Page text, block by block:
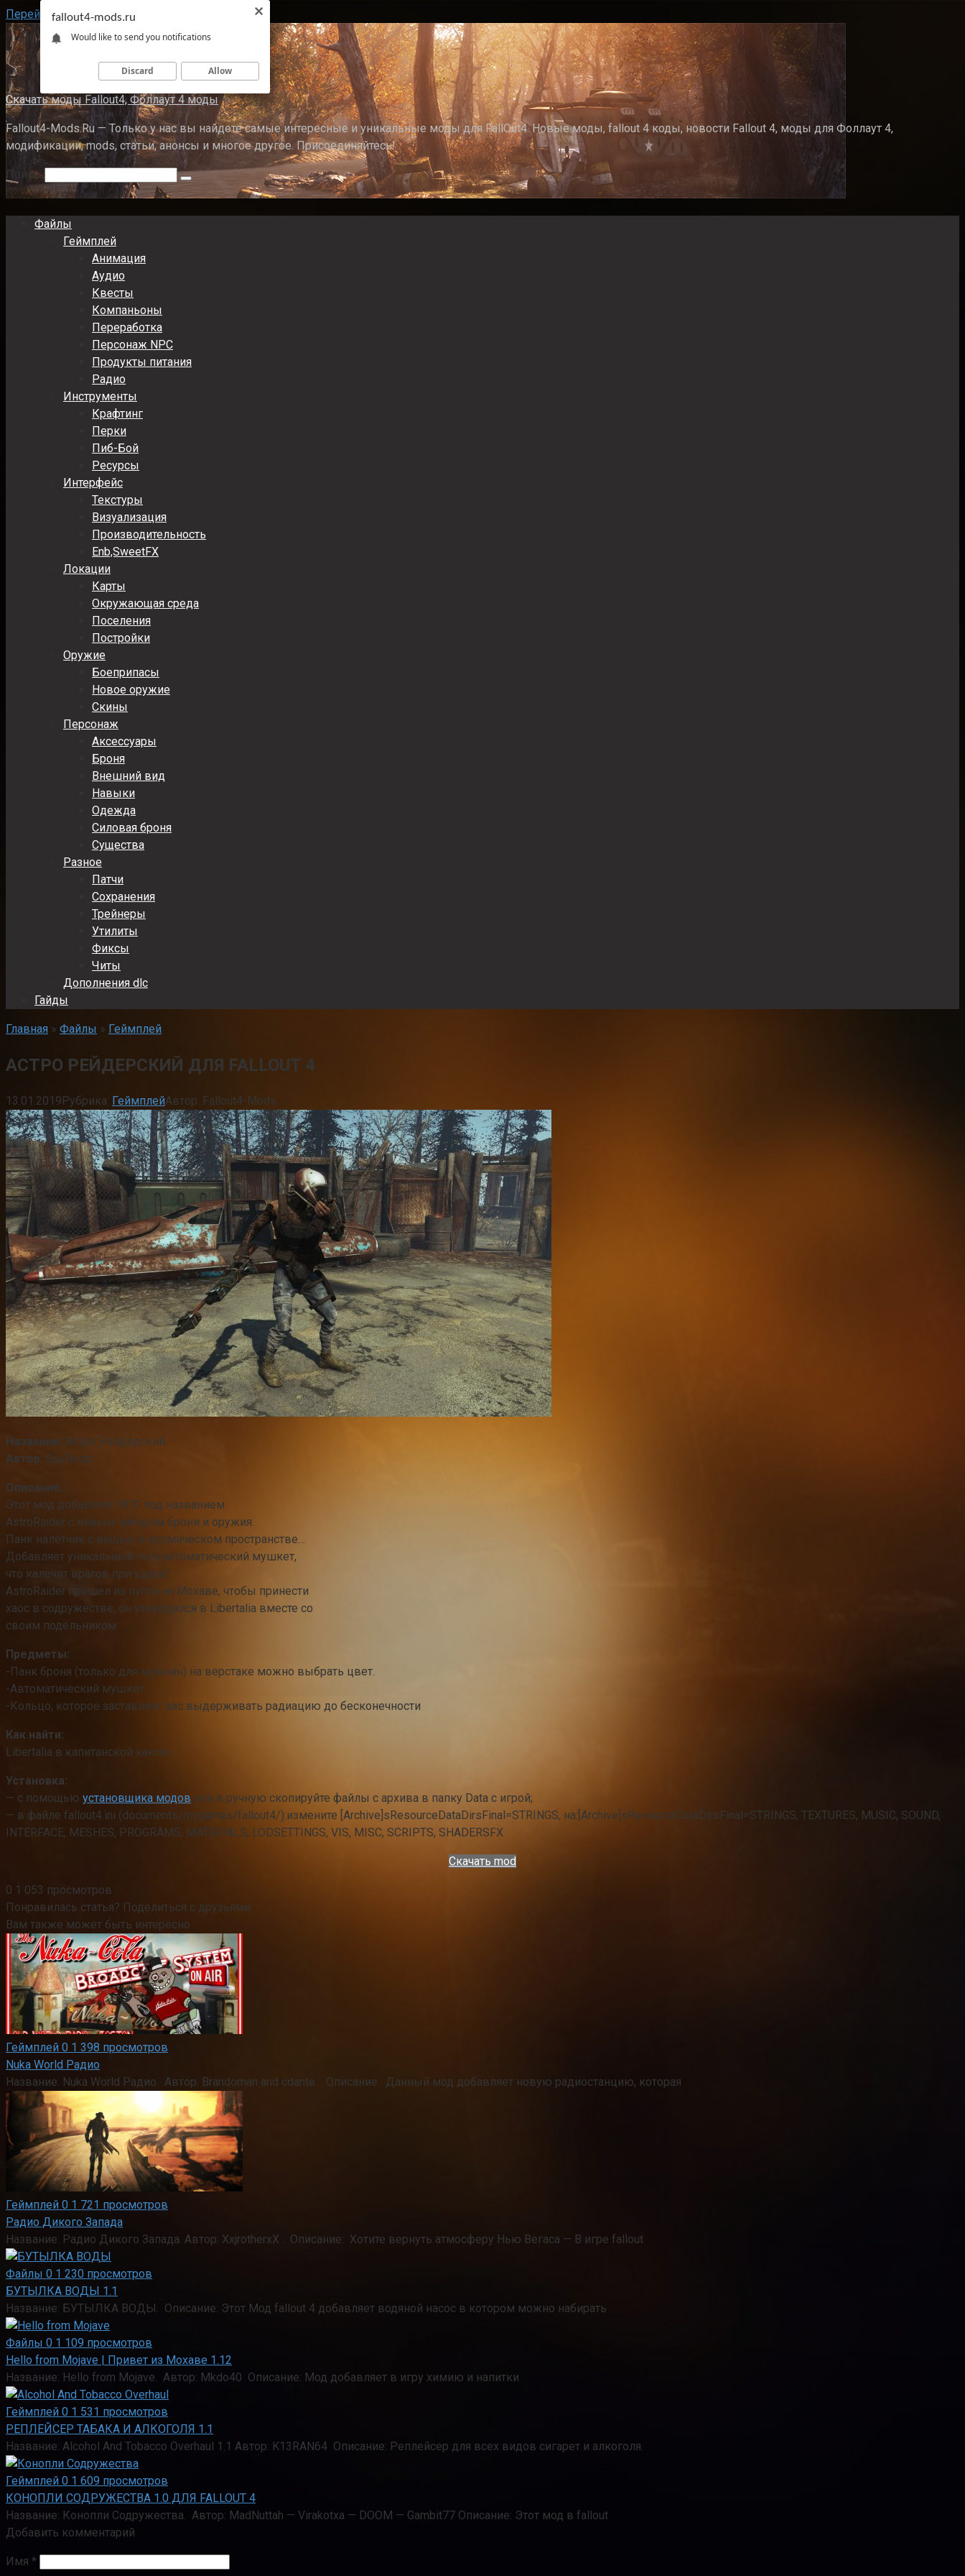
Перейти к контенту
Скачать моды Fallout4, Фоллаут 4 моды
Fallout4-Mods.Ru — Только у нас вы найдете самые интересные и уникальные моды для FallOut4. Новые моды, fallout 4 коды, новости Fallout 4, моды для Фоллаут 4,
модификации, mods, статьи, анонсы и многое другое. Присоединяйтесь!
Поиск:
Файлы
Геймплей
Анимация
Аудио
Квесты
Компаньоны
Переработка
Персонаж NPC
Продукты питания
Радио
Инструменты
Крафтинг
Перки
Пиб-Бой
Ресурсы
Интерфейс
Текстуры
Визуализация
Производительность
Enb,SweetFX
Локации
Карты
Окружающая среда
Поселения
Постройки
Оружие
Боеприпасы
Новое оружие
Скины
Персонаж
Аксессуары
Броня
Внешний вид
Навыки
Одежда
Силовая броня
Существа
Разное
Патчи
Сохранения
Трейнеры
Утилиты
Фиксы
Читы
Дополнения dlc
Гайды
Главная » Файлы » Геймплей
АСТРО РЕЙДЕРСКИЙ ДЛЯ FALLOUT 4
13.01.2019Рубрика: ГеймплейАвтор: Fallout4-Mods
Название: Астро Рейдерский.
Автор: SpyRodz.
Описание:
Этот мод добавляет НПС под названием
AstroRaider с новым набором брони и оружия.
Панк налетчик с вещью в космическом пространстве…
Добавляет уникальный полуавтоматический мушкет,
что калечит врагов при ударе!
AstroRaider пришел из пустыни Мохаве, чтобы принести
хаос в содружестве, он утвердился в Libertalia вместе со
своим подельником.
Предметы:
-Панк броня (только для мужчин) на верстаке можно выбрать цвет.
-Автоматический мушкет
-Кольцо, которое заставляет вас выдерживать радиацию до бесконечности
Как найти:
Libertalia в капитанской каюте
Установка:
— с помощью установщика модов или в ручную скопируйте файлы с архива в папку Data с игрой;
— в файле fallout4.ini (documents/mygames/fallout4/):измените [Archive]sResourceDataDirsFinal=STRINGS, на:[Archive]sResourceDataDirsFinal=STRINGS, TEXTURES, MUSIC, SOUND,
INTERFACE, MESHES, PROGRAMS, MATERIALS, LODSETTINGS, VIS, MISC, SCRIPTS, SHADERSFX
Скачать mod
0 1 053 просмотров
Понравилась статья? Поделиться с друзьями:
Вам также может быть интересно
Геймплей 0 1 398 просмотров
Nuka World Радио
Название: Nuka World Радио. Автор: Brandoman and cdante . Описание: Данный мод добавляет новую радиостанцию, которая
Геймплей 0 1 721 просмотров
Радио Дикого Запада
Название: Радио Дикого Запада. Автор: XxjrotherxX . Описание: Хотите вернуть атмосферу Нью Вегаса — В игре fallout
Файлы 0 1 230 просмотров
БУТЫЛКА ВОДЫ 1.1
Название: БУТЫЛКА ВОДЫ. Описание: Этот Мод fallout 4 добавляет водяной насос в котором можно набирать
Файлы 0 1 109 просмотров
Hello from Mojave | Привет из Мохаве 1.12
Название: Hello from Mojave. Автор: Mkdo40 Описание: Мод добавляет в игру химию и напитки
Геймплей 0 1 531 просмотров
РЕПЛЕЙСЕР ТАБАКА И АЛКОГОЛЯ 1.1
Название: Alcohol And Tobacco Overhaul 1.1 Автор: K13RAN64 Описание: Реплейсер для всех видов сигарет и алкоголя.
Геймплей 0 1 609 просмотров
КОНОПЛИ СОДРУЖЕСТВА 1.0 ДЛЯ FALLOUT 4
Название: Конопли Содружества. Автор: MadNuttah — Virakotxa — DOOM — Gambit77 Описание: Этот мод в fallout
Добавить комментарий
Имя *
fallout4-mods.ru
Would like to send you notifications
Discard Allow